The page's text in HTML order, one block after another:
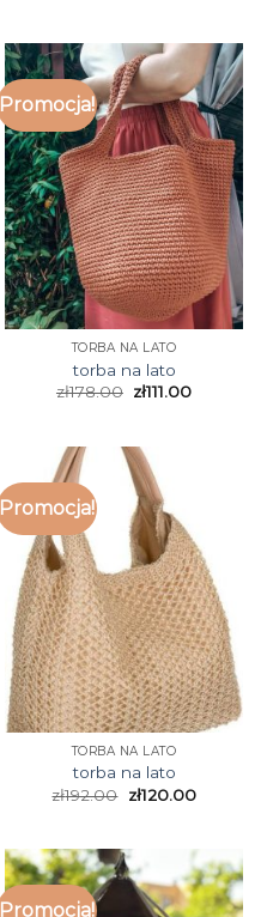
Promocja!
TORBA NA LATO
torba na lato
zł178.00 zł111.00
Promocja!
TORBA NA LATO
torba na lato
zł192.00 zł120.00
Promocja!